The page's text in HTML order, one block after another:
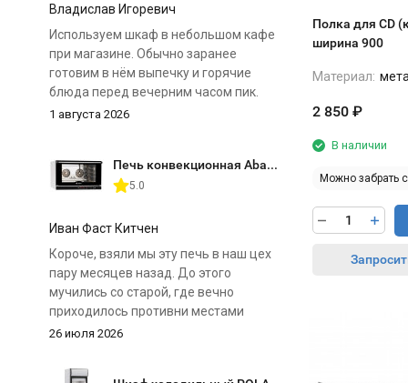
Полка для CD
ширина 900
Материал:
2 850 ₽
В наличии
Можно забрать
Владислав Игоревич
Используем шкаф в небольшом кафе
при магазине. Обычно заранее
готовим в нём выпечку и горячие
блюда перед вечерним часом пик.
одновременно поставить разные
продукты и выставить для них свои
отдельно сверху и снизу, поэтому к
приспособились.
До нужной температуры
оборудование выходит не
моментально, поэтому запускаем его
остальном шкаф простой и понятный:
1 августа 2026
Печь конвекционная Abat КЭП-4П
5.0
Иван Фаст Китчен
Короче, взяли мы эту печь в наш цех
пару месяцев назад. До этого
мучились со старой, где вечно
приходилось противни местами
менять, иначе низ горит, а верх
и реально печет ровно на всех 4
26 июля 2026